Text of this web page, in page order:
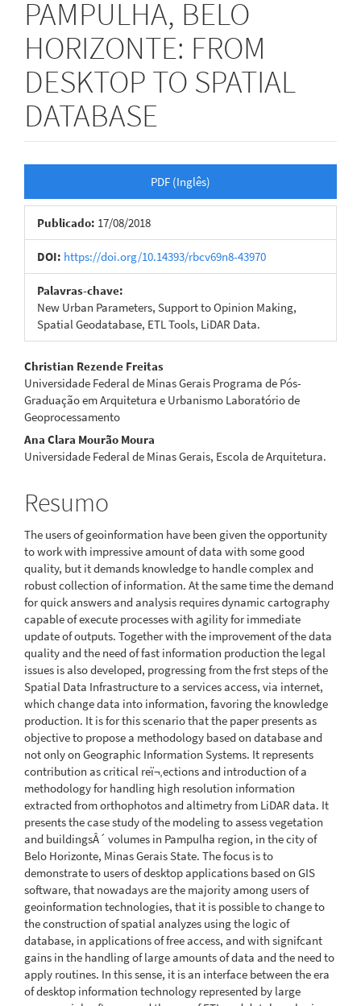
PAMPULHA, BELO
HORIZONTE: FROM
DESKTOP TO SPATIAL
DATABASE
lateral
de
artigos
PDF (Inglês)
Publicado: 17/08/2018
DOI: https://doi.org/10.14393/rbcv69n8-43970
Palavras-chave:
New Urban Parameters, Support to Opinion Making,
Spatial Geodatabase, ETL Tools, LiDAR Data.
Conteúdo
do
artigo
principal
Christian Rezende Freitas
Universidade Federal de Minas Gerais Programa de Pós-
Graduação em Arquitetura e Urbanismo Laboratório de
Geoprocessamento
Ana Clara Mourão Moura
Universidade Federal de Minas Gerais, Escola de Arquitetura.
Resumo
The users of geoinformation have been given the opportunity
to work with impressive amount of data with some good
quality, but it demands knowledge to handle complex and
robust collection of information. At the same time the demand
for quick answers and analysis requires dynamic cartography
capable of execute processes with agility for immediate
update of outputs. Together with the improvement of the data
quality and the need of fast information production the legal
issues is also developed, progressing from the frst steps of the
Spatial Data Infrastructure to a services access, via internet,
which change data into information, favoring the knowledge
production. It is for this scenario that the paper presents as
objective to propose a methodology based on database and
not only on Geographic Information Systems. It represents
contribution as critical reï¬‚ections and introduction of a
methodology for handling high resolution information
extracted from orthophotos and altimetry from LiDAR data. It
presents the case study of the modeling to assess vegetation
and buildingsÂ´ volumes in Pampulha region, in the city of
Belo Horizonte, Minas Gerais State. The focus is to
demonstrate to users of desktop applications based on GIS
software, that nowadays are the majority among users of
geoinformation technologies, that it is possible to change to
the construction of spatial analyzes using the logic of
database, in applications of free access, and with signifcant
gains in the handling of large amounts of data and the need to
apply routines. In this sense, it is an interface between the era
of desktop information technology represented by large